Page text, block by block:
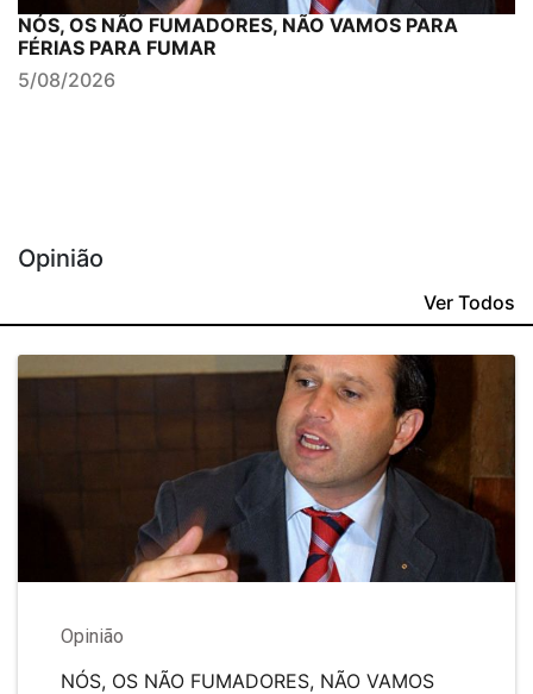
NÓS, OS NÃO FUMADORES, NÃO VAMOS PARA
FÉRIAS PARA FUMAR
5/08/2026
Opinião
Ver Todos
Opinião
NÓS, OS NÃO FUMADORES, NÃO VAMOS